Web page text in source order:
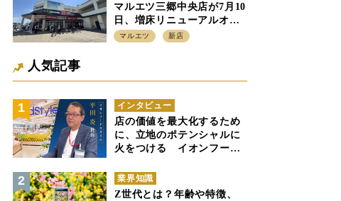
マルエツ三郷中央店が7月10
日、増床リニューアルオー
プン、「アーバン500坪モデ
マルエツ 新店
人気記事
インタビュー
店の価値を最大化するため
に、立地のポテンシャルに
火をつける イオンフード
業界知識
Z世代とは？年齢や特徴、